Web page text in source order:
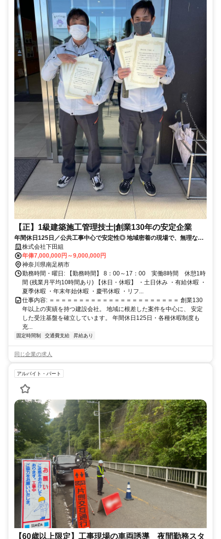
【正】1級建築施工管理技士|創業130年の安定企業
年間休日125日／公共工事中心で安定性◎ 地域密着の現場で、無理なく
長く働ける環境です！
株式会社下田組
年俸7,000,000円～9,000,000円
神奈川県南足柄市
勤務時間・曜日: 【勤務時間】 8：00～17：00 実働8時間 休憩1時
間 (残業月平均10時間あり) 【休日・休暇】 ・土日休み ・有給休暇 ・
夏季休暇 ・年末年始休暇 ・慶弔休暇 ・リフ...
仕事内容: ＝＝＝＝＝＝＝＝＝＝＝＝＝＝＝＝＝＝＝＝＝＝ 創業130
年以上の実績を持つ建設会社。 地域に根差した案件を中心に、 安定
した受注基盤を確立しています。 年間休日125日・各種休暇制度も
充...
固定時間制 交通費支給 昇給あり
同じ企業の求人
アルバイト・パート
【60歳以上限定】工事現場の車両誘導 夜間勤務スタ